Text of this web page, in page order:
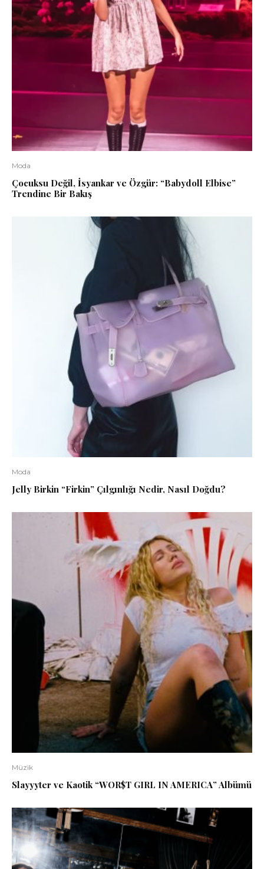
Moda
Çocuksu Değil, İsyankar ve Özgür: “Babydoll Elbise”
Trendine Bir Bakış
Moda
Jelly Birkin “Firkin” Çılgınlığı Nedir, Nasıl Doğdu?
Müzik
Slayyyter ve Kaotik “WOR$T GIRL IN AMERICA” Albümü